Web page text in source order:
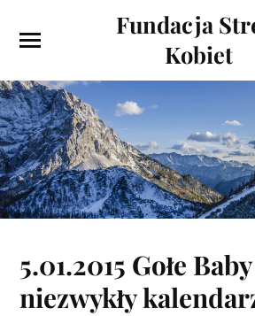
Fundacja
Kobiet
5.01.2015 Gołe
niezwykły